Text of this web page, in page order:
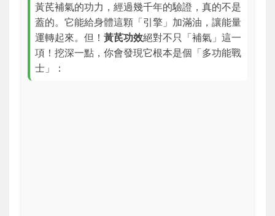
黃芪補氣的功力，經過幾千年的驗證，真的不是
蓋的。它能給身體這顆「引擎」加滿油，讓能量
運轉起來。但！ 黃芪功效絕對不只「補氣」這一
項！挖深一點，你會發現它根本是個「多功能戰
士」：